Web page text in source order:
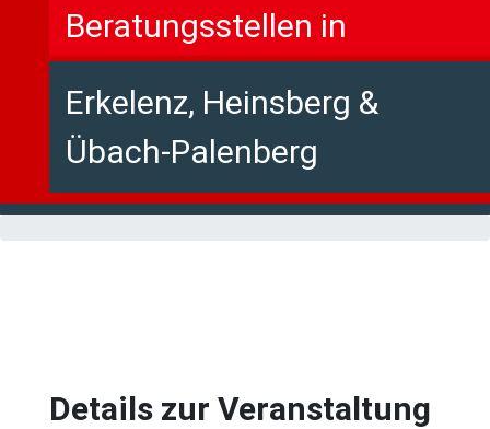
Beratungsstellen in
Erkelenz, Heinsberg &
Übach-Palenberg
Details zur Veranstaltung